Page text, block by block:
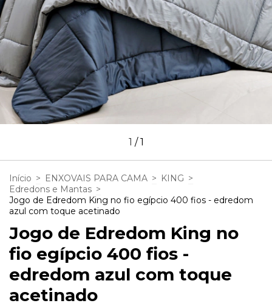
1 /1
Início > ENXOVAIS PARA CAMA > KING >
Edredons e Mantas >
Jogo de Edredom King no fio egípcio 400 fios - edredom
azul com toque acetinado
Jogo de Edredom King no
fio egípcio 400 fios -
edredom azul com toque
acetinado